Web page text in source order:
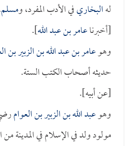
لهالبخاريفي الأدب المفرد، ومسلم
[أخبرناعامر بن عبد الله].
وهوعامر بن عبد الله بن الزبير بن
حديثه أصحاب الكتب الستة.
[عن أبيه].
وهوعبد الله بن الزبير بن العوام
مولود ولد في الإسلام في المدينة